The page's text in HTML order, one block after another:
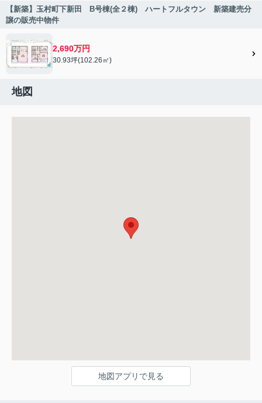
【新築】玉村町下新田 B号棟(全２棟) ハートフルタウン 新築建売分
譲の販売中物件
2,690万円
30.93坪(102.26㎡)
地図
地図アプリで見る